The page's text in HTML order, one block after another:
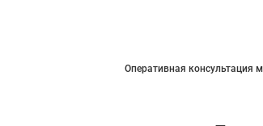
Оперативная консультация